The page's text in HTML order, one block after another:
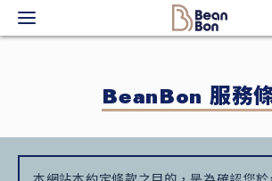
咖啡市集
BeanBon報報
BeanBon 服務